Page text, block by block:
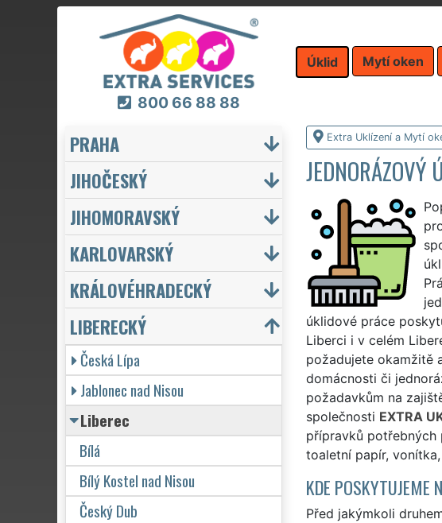
800 66 88 88
Úklid Mytí oken
Extra Uklízení a Mytí
JEDNORÁZOVÝ
úklidové práce
Liberci i v celém
požadujete okamžitě
domácnosti či
požadavkům na
společnosti EXTRA
přípravků potřebných
toaletní papír,
KDE POSKYTUJEME
Před jakýmkoli
PRAHA
JIHOČESKÝ
JIHOMORAVSKÝ
KARLOVARSKÝ
KRÁLOVÉHRADECKÝ
LIBERECKÝ
Česká Lípa
Jablonec nad Nisou
Liberec
Bílá
Bílý Kostel nad Nisou
Český Dub